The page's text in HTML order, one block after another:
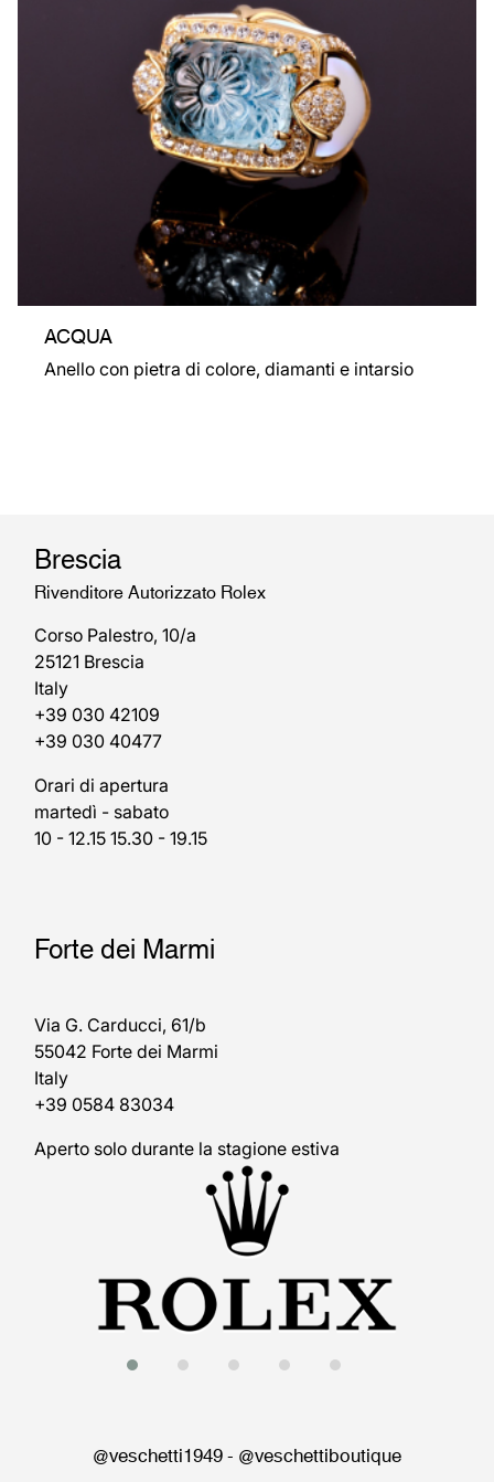
ACQUA
Anello con pietra di colore, diamanti e intarsio
Brescia
Rivenditore Autorizzato Rolex
Corso Palestro, 10/a
25121 Brescia
Italy
+39 030 42109
+39 030 40477
Orari di apertura
martedì - sabato
10 - 12.15 15.30 - 19.15
Forte dei Marmi
Via G. Carducci, 61/b
55042 Forte dei Marmi
Italy
+39 0584 83034
Aperto solo durante la stagione estiva
@veschetti1949- @veschettiboutique